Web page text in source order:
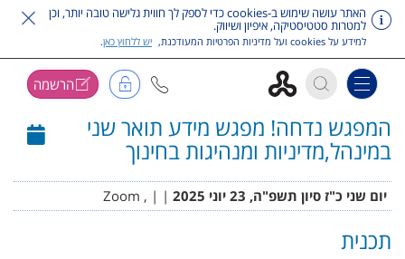
לדלג על תפריט ראשי
האתר עושה שימוש ב-cookies כדי לספק לך חווית גלישה טובה יותר, וכן
למטרות סטטיסטיקה, איפיון ושיווק.
למידע על cookies ועל מדיניות הפרטיות המעודכנת, יש ללחוץ כאן.
Toggle navigation הרשמה
המפגש נדחה! מפגש מידע תואר שני
במינהל,מדיניות ומנהיגות בחינוך
יום שני כ"ז סיון תשפ"ה, 23 יוני 2025 |
| , Zoom
תכנית